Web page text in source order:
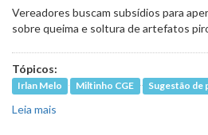
Vereadores buscam subsídios para
sobre queima e soltura de artefatos
Tópicos:
Irlan Melo Miltinho CGE Sugestão de
Leia mais